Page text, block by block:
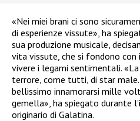
«Nei miei brani ci sono
di esperienze vissute», ha
sua produzione musicale,
vita vissute, che si fondono
vivere i legami sentimentali.
terrore, come tutti, di star male.
bellissimo innamorarsi mille
gemella», ha spiegato durante
originario di Galatina.